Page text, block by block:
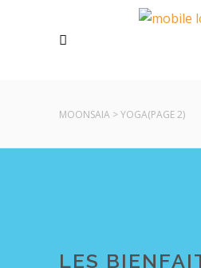
MOONSAIA >YOGA(PAGE 2)
LES